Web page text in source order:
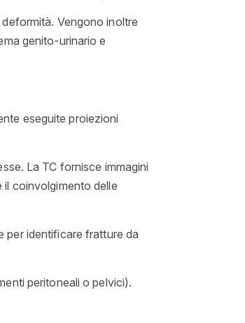
Vengono inoltre
genito-urinario e
eseguite proiezioni
La TC fornisce immagini
il coinvolgimento delle
per identificare fratture da
peritoneali o pelvici).